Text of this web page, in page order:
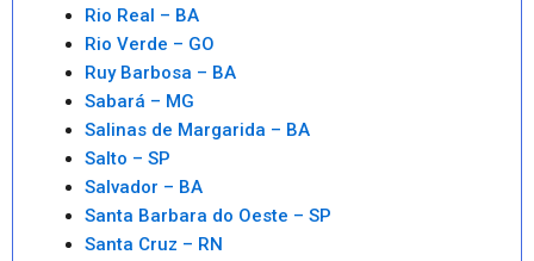
Rio Real – BA
Rio Verde – GO
Ruy Barbosa – BA
Sabará – MG
Salinas de Margarida – BA
Salto – SP
Salvador – BA
Santa Barbara do Oeste – SP
Santa Cruz – RN